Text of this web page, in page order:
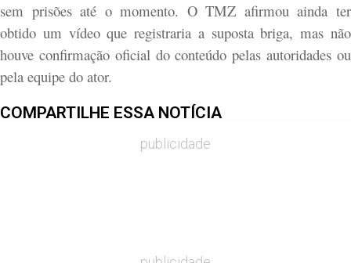
sem prisões até o momento. O TMZ afirmou ainda ter
obtido um vídeo que registraria a suposta briga, mas não
houve confirmação oficial do conteúdo pelas autoridades ou
pela equipe do ator.
COMPARTILHE ESSA NOTÍCIA
publicidade